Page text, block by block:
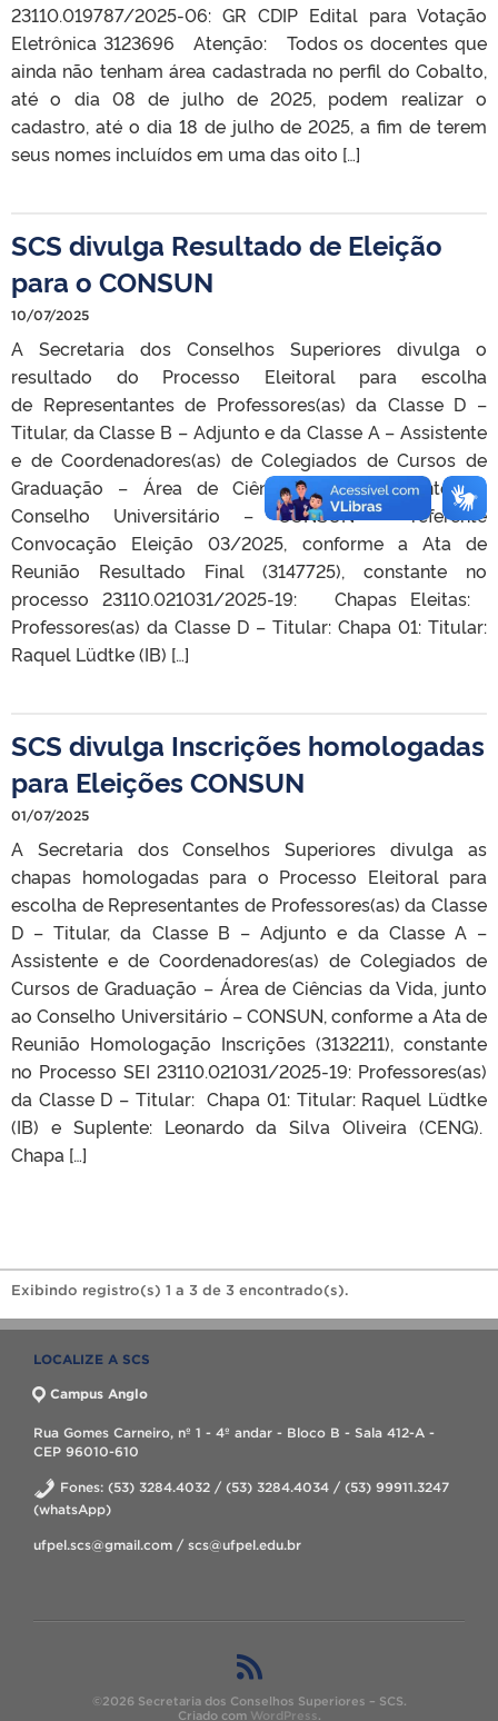
23110.019787/2025-06: GR CDIP Edital para Votação
Eletrônica 3123696 Atenção: Todos os docentes que
ainda não tenham área cadastrada no perfil do Cobalto,
até o dia 08 de julho de 2025, podem realizar o
cadastro, até o dia 18 de julho de 2025, a fim de terem
seus nomes incluídos em uma das oito […]
SCS divulga Resultado de Eleição
para o CONSUN
10/07/2025
A Secretaria dos Conselhos Superiores divulga o
resultado do Processo Eleitoral para escolha
de Representantes de Professores(as) da Classe D –
Titular, da Classe B – Adjunto e da Classe A – Assistente
e de Coordenadores(as) de Colegiados de Cursos de
Graduação – Área de Ciências da Vida, junto ao
Conselho Universitário – CONSUN – referente
Convocação Eleição 03/2025, conforme a Ata de
Reunião Resultado Final (3147725), constante no
processo 23110.021031/2025-19: Chapas Eleitas:
Professores(as) da Classe D – Titular: Chapa 01: Titular:
Raquel Lüdtke (IB) […]
SCS divulga Inscrições homologadas
para Eleições CONSUN
01/07/2025
A Secretaria dos Conselhos Superiores divulga as
chapas homologadas para o Processo Eleitoral para
escolha de Representantes de Professores(as) da Classe
D – Titular, da Classe B – Adjunto e da Classe A –
Assistente e de Coordenadores(as) de Colegiados de
Cursos de Graduação – Área de Ciências da Vida, junto
ao Conselho Universitário – CONSUN, conforme a Ata de
Reunião Homologação Inscrições (3132211), constante
no Processo SEI 23110.021031/2025-19: Professores(as)
da Classe D – Titular: Chapa 01: Titular: Raquel Lüdtke
(IB) e Suplente: Leonardo da Silva Oliveira (CENG).
Chapa […]
Exibindo registro(s) 1 a 3 de 3 encontrado(s).
LOCALIZE A SCS
Campus Anglo
Rua Gomes Carneiro, nº 1 - 4º andar - Bloco B - Sala 412-A -
CEP 96010-610
Fones: (53) 3284.4032 / (53) 3284.4034 / (53) 99911.3247
(whatsApp)
ufpel.scs@gmail.com / scs@ufpel.edu.br
©2026 Secretaria dos Conselhos Superiores – SCS.
Criado com WordPress.